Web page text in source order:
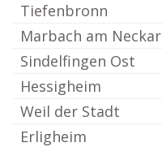
Tiefenbronn
Marbach am Neckar
Sindelfingen Ost
Hessigheim
Weil der Stadt
Erligheim